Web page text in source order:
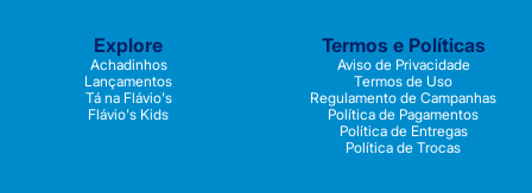
Explore
Achadinhos
Lançamentos
Tá na Flávio's
Flávio's Kids
Termos e Políticas
Aviso de Privacidade
Termos de Uso
Regulamento de Campanhas
Política de Pagamentos
Política de Entregas
Política de Trocas